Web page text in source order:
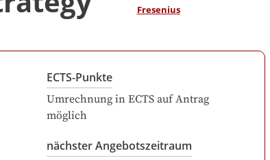
ECTS-Punkte
Umrechnung in ECTS auf Antrag
möglich
nächster Angebotszeitraum